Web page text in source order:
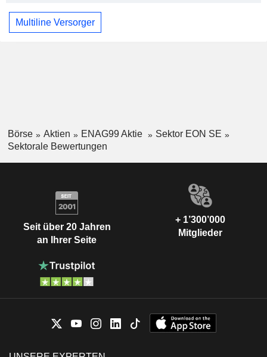
Multiline Versorger
Börse Aktien ENAG99 Aktie
Sektor EON SE
Sektorale Bewertungen
Seit über 20 Jahren
an Ihrer Seite
+ 1’300’000
Mitglieder